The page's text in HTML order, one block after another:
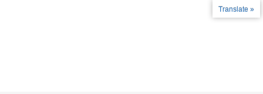
Translate »